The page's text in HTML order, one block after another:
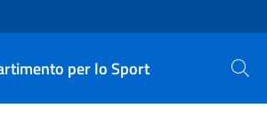
sito
per lo Sport Cerca